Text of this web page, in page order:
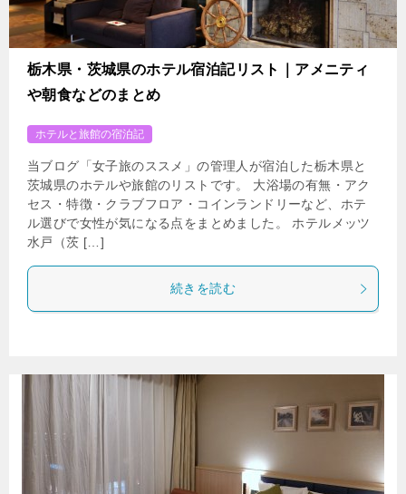
栃木県・茨城県のホテル宿泊記リスト｜アメニティ
や朝食などのまとめ
ホテルと旅館の宿泊記
当ブログ「女子旅のススメ」の管理人が宿泊した栃木県と
茨城県のホテルや旅館のリストです。 大浴場の有無・アク
セス・特徴・クラブフロア・コインランドリーなど、ホテ
ル選びで女性が気になる点をまとめました。 ホテルメッツ
水戸（茨 […]
続きを読む